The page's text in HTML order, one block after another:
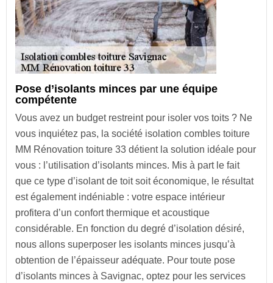
Pose d’isolants minces par une équipe
compétente
Vous avez un budget restreint pour isoler vos toits ? Ne
vous inquiétez pas, la société isolation combles toiture
MM Rénovation toiture 33 détient la solution idéale pour
vous : l’utilisation d’isolants minces. Mis à part le fait
que ce type d’isolant de toit soit économique, le résultat
est également indéniable : votre espace intérieur
profitera d’un confort thermique et acoustique
considérable. En fonction du degré d’isolation désiré,
nous allons superposer les isolants minces jusqu’à
obtention de l’épaisseur adéquate. Pour toute pose
d’isolants minces à Savignac, optez pour les services